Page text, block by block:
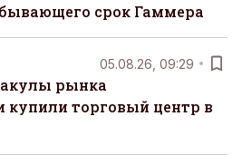
срок Гаммера
05.08.26, 09:29
акулы рынка
купили торговый центр в